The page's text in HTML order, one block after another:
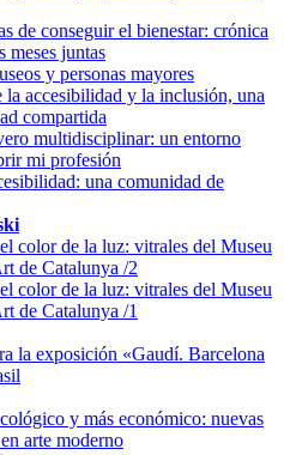
de conseguir el bienestar: crónica
meses juntas
y personas mayores
la accesibilidad y la inclusión, una
compartida
multidisciplinar: un entorno
mi profesión
una comunidad de
color de la luz: vitrales del Museu
de Catalunya /2
color de la luz: vitrales del Museu
de Catalunya /1
la exposición «Gaudí. Barcelona
y más económico: nuevas
arte moderno